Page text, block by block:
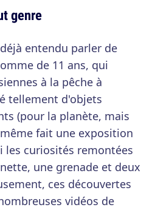
genre
entendu parler de
de 11 ans, qui
à la pêche à
tellement d'objets
(pour la planète, mais
fait une exposition
curiosités remontées
une grenade et deux
ces découvertes
vidéos de